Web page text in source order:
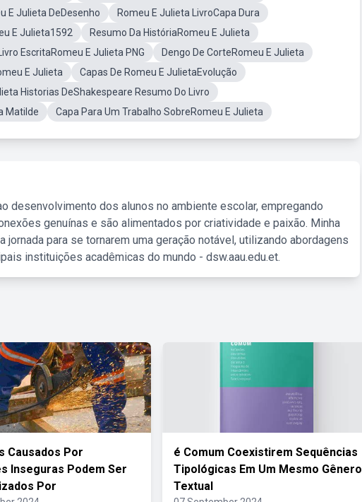
E Julieta DeDesenho
Romeu E Julieta LivroCapa Dura
E Julieta1592
Resumo Da HistóriaRomeu E Julieta
EscritaRomeu E Julieta PNG
Dengo De CorteRomeu E Julieta
E Julieta
Capas De Romeu E JulietaEvolução
Historias DeShakespeare Resumo Do Livro
Matilde Capa Para Um Trabalho SobreRomeu E Julieta
desenvolvimento dos alunos no ambiente escolar, empregando
genuínas e são alimentados por criatividade e paixão. Minha
para se tornarem uma geração notável, utilizando abordagens
instituições acadêmicas do mundo - dsw.aau.edu.et.
Causados Por
Inseguras Podem Ser
Por
é Comum Coexistirem Sequências
Tipológicas Em Um Mesmo Gênero
Textual